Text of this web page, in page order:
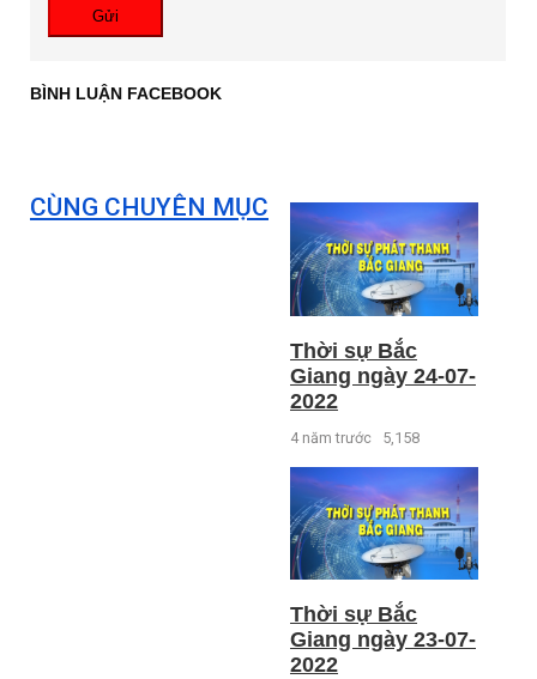
Gửi
BÌNH LUẬN FACEBOOK
CÙNG CHUYÊN MỤC
Thời sự Bắc
Giang ngày 24-07-
2022
4 năm trước 5,158
Thời sự Bắc
Giang ngày 23-07-
2022